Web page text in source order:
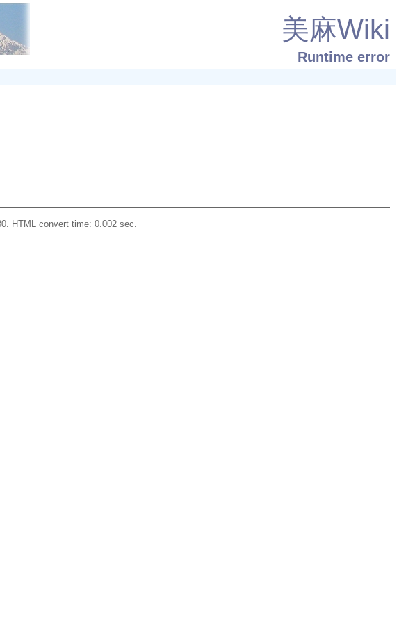
美麻Wiki
Runtime error
HTML convert time: 0.002 sec.